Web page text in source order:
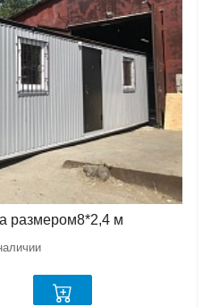
размером8*2,4 м